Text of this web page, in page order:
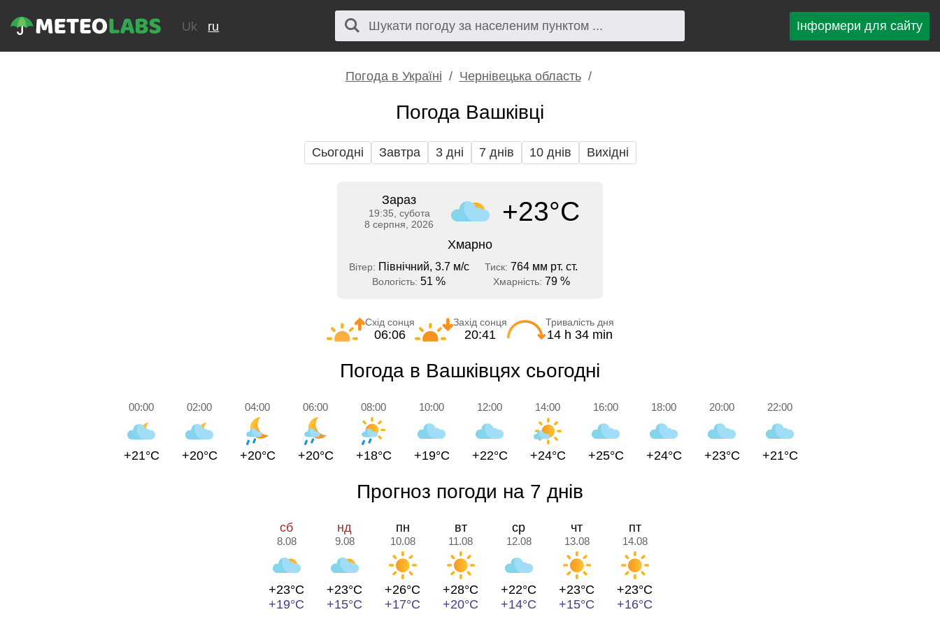
Uk ru Інформери для сайту
Погода в Україні Чернівецька область
Погода Вашківці
Сьогодні Завтра 3 дні 7 днів 10 днів Вихідні
Зараз
19:35, субота
8 серпня, 2026
+23°C
Хмарно
Вітер: Північний, 3.7 м/с Тиск: 764 мм рт. ст.
Вологість: 51 % Хмарність: 79 %
Схід сонця
06:06
Захід сонця
20:41
Тривалість дня
14 h 34 min
Погода в Вашківцях сьогодні
00:00
+21°C
02:00
+20°C
04:00
+20°C
06:00
+20°C
08:00
+18°C
10:00
+19°C
12:00
+22°C
14:00
+24°C
16:00
+25°C
18:00
+24°C
20:00
+23°C
22:00
+21°C
Прогноз погоди на 7 днів
сб
8.08
+23°C
+19°C
нд
9.08
+23°C
+15°C
пн
10.08
+26°C
+17°C
вт
11.08
+28°C
+20°C
ср
12.08
+22°C
+14°C
чт
13.08
+23°C
+15°C
пт
14.08
+23°C
+16°C